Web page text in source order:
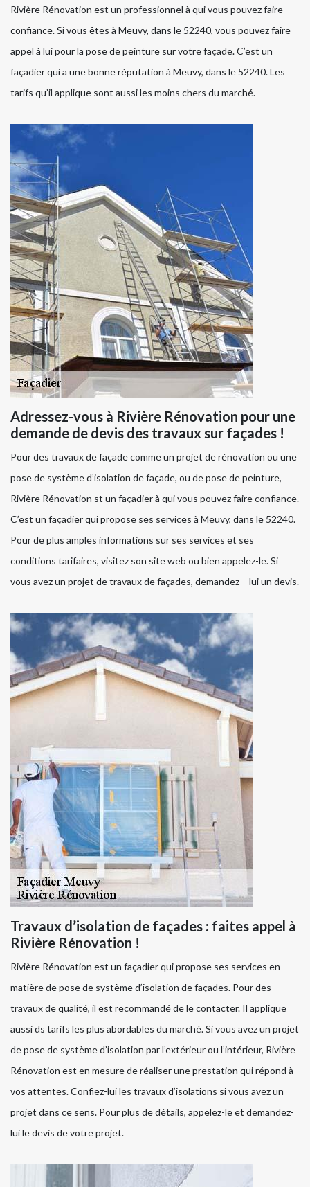
Rivière Rénovation est un professionnel à qui vous pouvez faire
confiance. Si vous êtes à Meuvy, dans le 52240, vous pouvez faire
appel à lui pour la pose de peinture sur votre façade. C’est un
façadier qui a une bonne réputation à Meuvy, dans le 52240. Les
tarifs qu’il applique sont aussi les moins chers du marché.
Adressez-vous à Rivière Rénovation pour une
demande de devis des travaux sur façades !
Pour des travaux de façade comme un projet de rénovation ou une
pose de système d’isolation de façade, ou de pose de peinture,
Rivière Rénovation st un façadier à qui vous pouvez faire confiance.
C’est un façadier qui propose ses services à Meuvy, dans le 52240.
Pour de plus amples informations sur ses services et ses
conditions tarifaires, visitez son site web ou bien appelez-le. Si
vous avez un projet de travaux de façades, demandez – lui un devis.
Travaux d’isolation de façades : faites appel à
Rivière Rénovation !
Rivière Rénovation est un façadier qui propose ses services en
matière de pose de système d’isolation de façades. Pour des
travaux de qualité, il est recommandé de le contacter. Il applique
aussi ds tarifs les plus abordables du marché. Si vous avez un projet
de pose de système d’isolation par l’extérieur ou l’intérieur, Rivière
Rénovation est en mesure de réaliser une prestation qui répond à
vos attentes. Confiez-lui les travaux d’isolations si vous avez un
projet dans ce sens. Pour plus de détails, appelez-le et demandez-
lui le devis de votre projet.